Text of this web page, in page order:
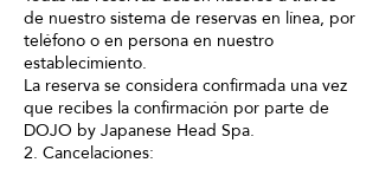
de nuestro sistema de reservas en línea, por
teléfono o en persona en nuestro
establecimiento.
La reserva se considera confirmada una vez
que recibes la confirmación por parte de
DOJO by Japanese Head Spa.
2. Cancelaciones: